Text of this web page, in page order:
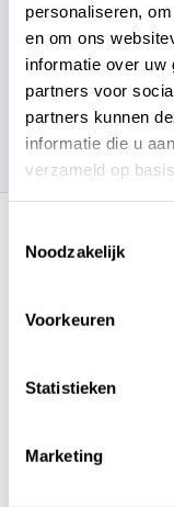
personaliseren,
en om ons
informatie over uw
partners voor
partners kunnen
informatie die u
verzameld op
Noodzakelijk
Voorkeuren
Statistieken
Marketing
+31 78
157 klanten
Recent